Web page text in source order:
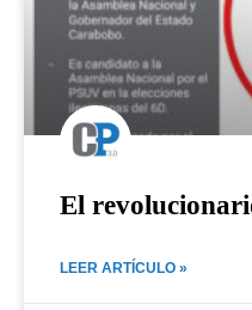
El
LEER ARTÍCULO »